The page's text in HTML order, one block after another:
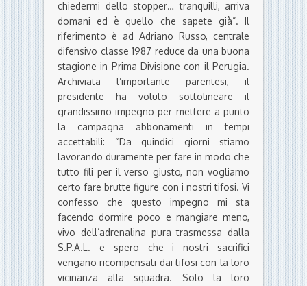
chiedermi dello stopper… tranquilli, arriva
domani ed è quello che sapete già”. Il
riferimento è ad Adriano Russo, centrale
difensivo classe 1987 reduce da una buona
stagione in Prima Divisione con il Perugia.
Archiviata l’importante parentesi, il
presidente ha voluto sottolineare il
grandissimo impegno per mettere a punto
la campagna abbonamenti in tempi
accettabili: “Da quindici giorni stiamo
lavorando duramente per fare in modo che
tutto fili per il verso giusto, non vogliamo
certo fare brutte figure con i nostri tifosi. Vi
confesso che questo impegno mi sta
facendo dormire poco e mangiare meno,
vivo dell’adrenalina pura trasmessa dalla
S.P.A.L. e spero che i nostri sacrifici
vengano ricompensati dai tifosi con la loro
vicinanza alla squadra. Solo la loro